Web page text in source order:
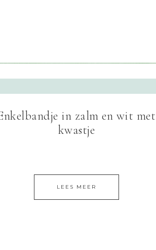
in zalm en wit met
kwastje
LEES MEER